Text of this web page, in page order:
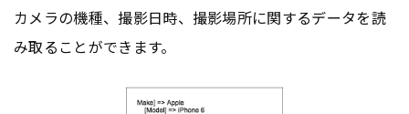
カメラの機種、撮影日時、撮影場所に関するデータを読
み取ることができます。